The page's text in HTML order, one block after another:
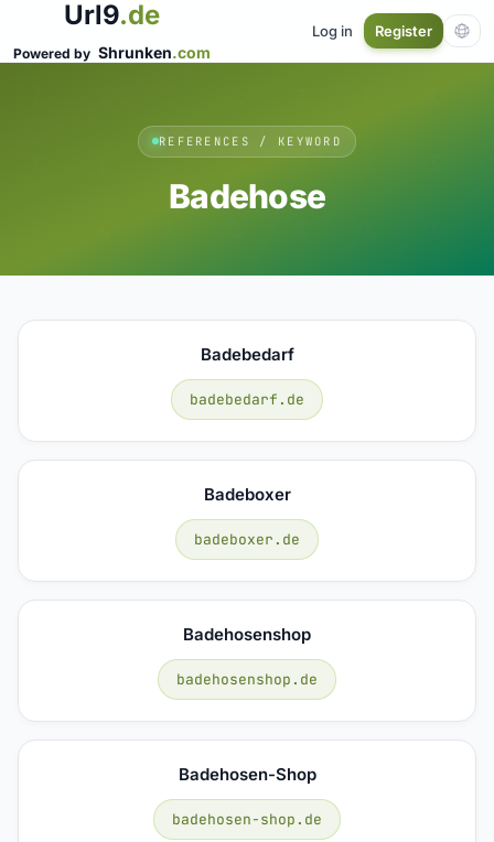
Url9.de
Powered by Shrunken.com
Log in Register
REFERENCES / KEYWORD
Badehose
Badebedarf
badebedarf.de
Badeboxer
badeboxer.de
Badehosenshop
badehosenshop.de
Badehosen-Shop
badehosen-shop.de